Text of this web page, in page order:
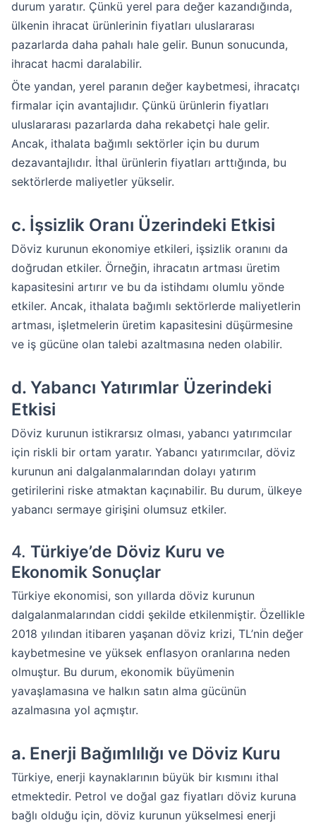
durum yaratır. Çünkü yerel para değer kazandığında,
ülkenin ihracat ürünlerinin fiyatları uluslararası
pazarlarda daha pahalı hale gelir. Bunun sonucunda,
ihracat hacmi daralabilir.
Öte yandan, yerel paranın değer kaybetmesi, ihracatçı
firmalar için avantajlıdır. Çünkü ürünlerin fiyatları
uluslararası pazarlarda daha rekabetçi hale gelir.
Ancak, ithalata bağımlı sektörler için bu durum
dezavantajlıdır. İthal ürünlerin fiyatları arttığında, bu
sektörlerde maliyetler yükselir.
c. İşsizlik Oranı Üzerindeki Etkisi
Döviz kurunun ekonomiye etkileri, işsizlik oranını da
doğrudan etkiler. Örneğin, ihracatın artması üretim
kapasitesini artırır ve bu da istihdamı olumlu yönde
etkiler. Ancak, ithalata bağımlı sektörlerde maliyetlerin
artması, işletmelerin üretim kapasitesini düşürmesine
ve iş gücüne olan talebi azaltmasına neden olabilir.
d. Yabancı Yatırımlar Üzerindeki
Etkisi
Döviz kurunun istikrarsız olması, yabancı yatırımcılar
için riskli bir ortam yaratır. Yabancı yatırımcılar, döviz
kurunun ani dalgalanmalarından dolayı yatırım
getirilerini riske atmaktan kaçınabilir. Bu durum, ülkeye
yabancı sermaye girişini olumsuz etkiler.
4. Türkiye’de Döviz Kuru ve
Ekonomik Sonuçlar
Türkiye ekonomisi, son yıllarda döviz kurunun
dalgalanmalarından ciddi şekilde etkilenmiştir. Özellikle
2018 yılından itibaren yaşanan döviz krizi, TL’nin değer
kaybetmesine ve yüksek enflasyon oranlarına neden
olmuştur. Bu durum, ekonomik büyümenin
yavaşlamasına ve halkın satın alma gücünün
azalmasına yol açmıştır.
a. Enerji Bağımlılığı ve Döviz Kuru
Türkiye, enerji kaynaklarının büyük bir kısmını ithal
etmektedir. Petrol ve doğal gaz fiyatları döviz kuruna
bağlı olduğu için, döviz kurunun yükselmesi enerji